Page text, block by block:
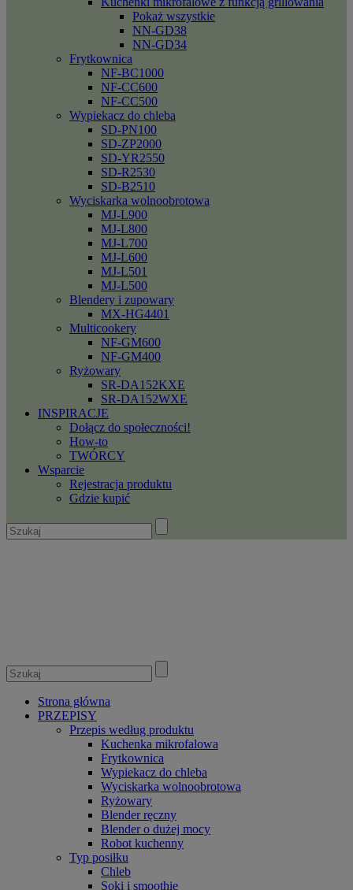
Pokaż wszystkie
NN-GD38
NN-GD34
Frytkownica
NF-BC1000
NF-CC600
NF-CC500
Wypiekacz do chleba
SD-PN100
SD-ZP2000
SD-YR2550
SD-R2530
SD-B2510
Wyciskarka wolnoobrotowa
MJ-L900
MJ-L800
MJ-L700
MJ-L600
MJ-L501
MJ-L500
Blendery i zupowary
MX-HG4401
Multicookery
NF-GM600
NF-GM400
Ryżowary
SR-DA152KXE
SR-DA152WXE
INSPIRACJE
Dołącz do społeczności!
How-to
TWÓRCY
Wsparcie
Rejestracja produktu
Gdzie kupić
Strona główna
PRZEPISY
Przepis według produktu
Kuchenka mikrofalowa
Frytkownica
Wypiekacz do chleba
Wyciskarka wolnoobrotowa
Ryżowary
Blender ręczny
Blender o dużej mocy
Robot kuchenny
Typ posiłku
Chleb
Soki i smoothie